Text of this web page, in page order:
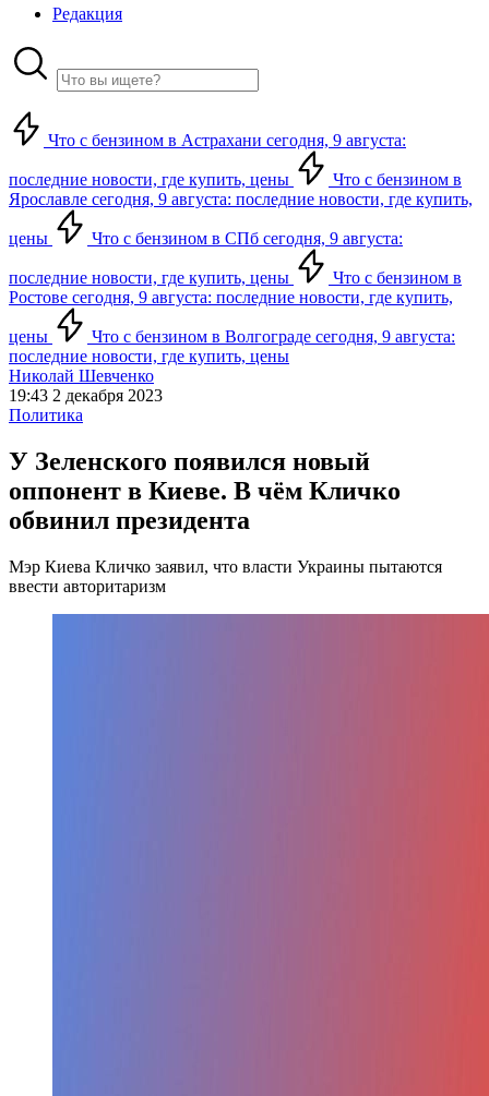
Редакция
Что с бензином в Астрахани сегодня, 9 августа:
последние новости, где купить, цены
Что с бензином в
Ярославле сегодня, 9 августа: последние новости, где купить,
цены Что с бензином в СПб сегодня, 9 августа:
последние новости, где купить, цены
Что с бензином в
Ростове сегодня, 9 августа: последние новости, где купить,
цены
Что с бензином в Волгограде сегодня, 9 августа:
последние новости, где купить, цены
Николай Шевченко
19:43 2 декабря 2023
Политика
У Зеленского появился новый
оппонент в Киеве. В чём Кличко
обвинил президента
Мэр Киева Кличко заявил, что власти Украины пытаются
ввести авторитаризм